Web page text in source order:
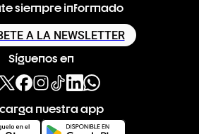
siempre informado
A LA NEWSLETTER
Síguenos en
nuestra app